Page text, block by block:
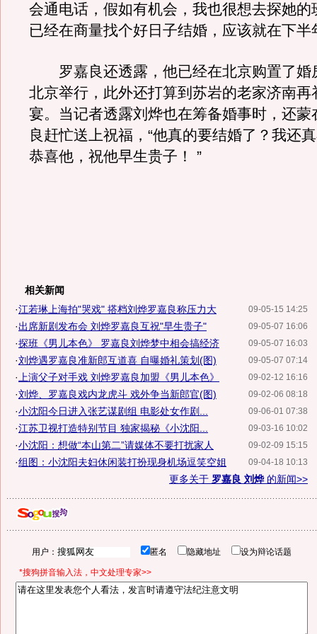
会通电话，假如有机会，我也很想去探她的
已经在商量找个好日子结婚，应该就在下半
罗嘉良还透露，他已经在北京购置了婚
北京举行，此外还打算到苏岩的老家济南再
宴。当记者透露刘烨也在筹备婚事时，还蒙
良赶忙送上祝福，“他真的要结婚了？我还
恭喜他，祝他早生贵子！ ”
相关新闻
09-05-15 14:25
·江若琳上海拍"哭戏" 搭档刘烨罗嘉良称压力大
09-05-07 16:06
·出席新剧发布会 刘烨罗嘉良互祝"早生贵子"
09-05-07 16:03
·探班《男儿本色》 罗嘉良刘烨梦中相会搞经济
09-05-07 07:14
·刘烨遇罗嘉良准新郎互道喜 自曝婚礼策划(图)
09-02-12 16:16
· 上演父子对手戏 刘烨罗嘉良加盟《男儿本色》
09-02-06 08:18
·刘烨、罗嘉良戏内龙虎斗 戏外争当新郎官(图)
09-06-01 07:38
·小沈阳今日进入张艺谋剧组 电影处女作剧...
09-03-16 10:02
·江苏卫视打造特别节目 独家揭秘《小沈阳...
09-02-09 15:15
·小沈阳：想做“本山第二”请媒体不要打扰家人
09-04-18 10:13
·组图：小沈阳夫妇休闲装打扮现身机场逗笑空姐
更多关于 罗嘉良 刘烨的新闻>>
用户： 匿名 隐藏地址 设为辩论话题
*搜狗拼音输入法，中文处理专家>>